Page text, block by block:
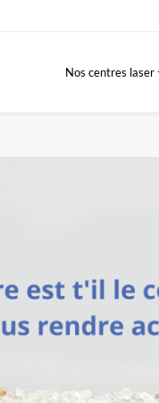
Nos centres laser